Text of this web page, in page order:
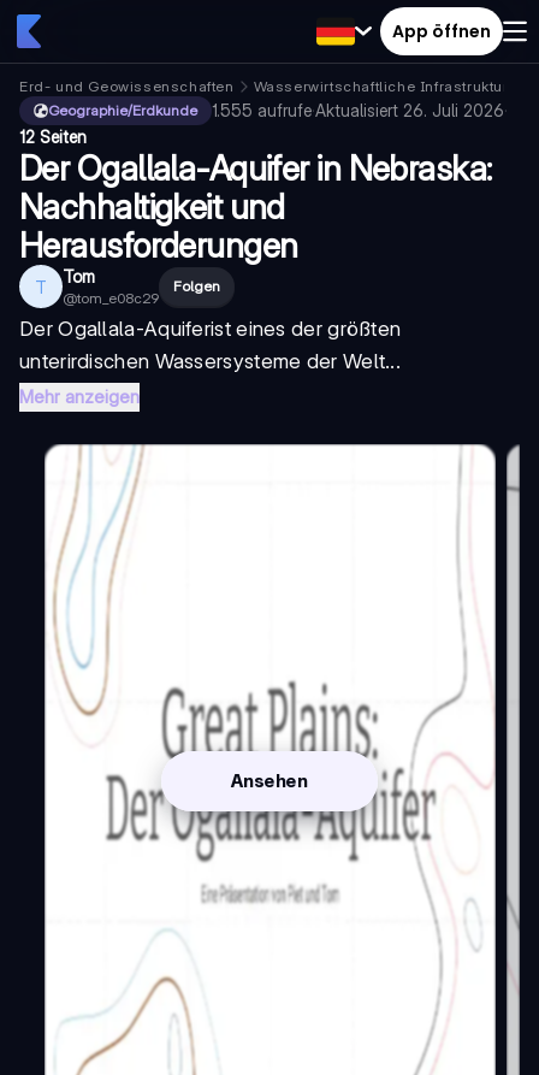
App öffnen
Erd- und Geowissenschaften Wasserwirtschaftliche Infrastruktur
Geographie/Erdkunde
1.555 aufrufe·Aktualisiert 26. Juli 2026·
12 Seiten
Der Ogallala-Aquifer in Nebraska:
Nachhaltigkeit und
Herausforderungen
T Tom
@tom_e08c29
Folgen
DerOgallala-Aquiferist eines der größten
unterirdischen Wassersysteme der Welt...
Mehr anzeigen
Ansehen